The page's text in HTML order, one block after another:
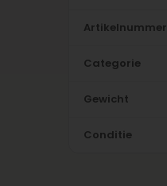
Artikelnummer
Categorie
Gewicht
Conditie